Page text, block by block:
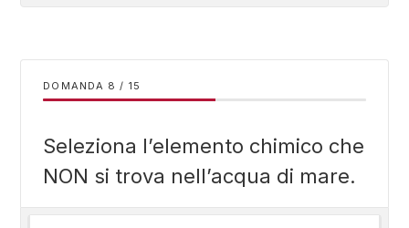
DOMANDA / 15
Seleziona l’elemento chimico che
NON si trova nell’acqua di mare.